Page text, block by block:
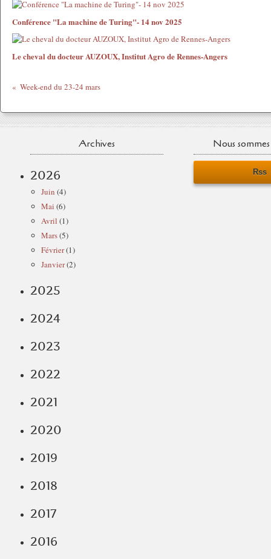
Conférence "La machine de Turing"- 14 nov 2025
Le cheval du docteur AUZOUX, Institut Agro de Rennes-Angers
Week-end du 23-24 mars
Archives
2026
Juin (4)
Mai (6)
Avril (1)
Mars(5)
Février(1)
Janvier(2)
2025
2024
2023
2022
2021
2020
2019
2018
2017
2016
Nous
Rss